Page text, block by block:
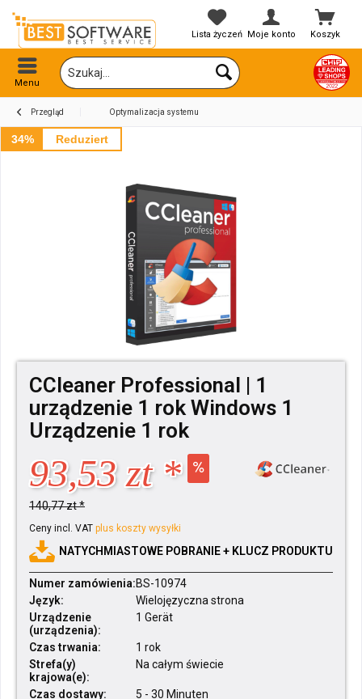
Koszyk
Lista życzeń Moje konto
Menu
Przegląd Optymalizacja systemu
34% Reduziert
CCleaner Professional | 1
urządzenie 1 rok Windows 1
Urządzenie 1 rok
93,53 zt *
140,77 zt *
Ceny incl. VAT plus koszty wysyłki
NATYCHMIASTOWE POBRANIE + KLUCZ PRODUKTU
Numer zamówienia:BS-10974
Język:
Wielojęzyczna strona
Urządzenie
(urządzenia):
1 Gerät
Czas trwania:
1 rok
Strefa(y)
krajowa(e):
Na całym świecie
Czas dostawy: 5 - 30 Minuten